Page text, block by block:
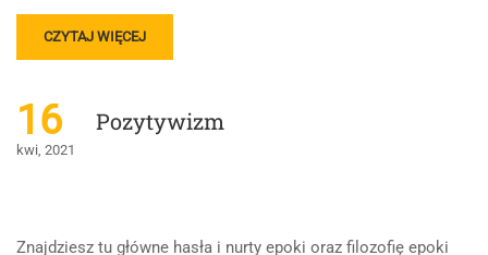
READ
MORE
POZYTYWIZM
CZYTAJ WIĘCEJ
16
kwi, 2021
Pozytywizm
Znajdziesz tu główne hasła i nurty epoki oraz filozofię epoki